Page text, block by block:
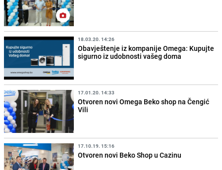
18.03.20. 14:26
Obavještenje iz kompanije Omega: Kupujte
sigurno iz udobnosti vašeg doma
17.01.20. 14:33
Otvoren novi Omega Beko shop na Čengić
Vili
17.10.19. 15:16
Otvoren novi Beko Shop u Cazinu